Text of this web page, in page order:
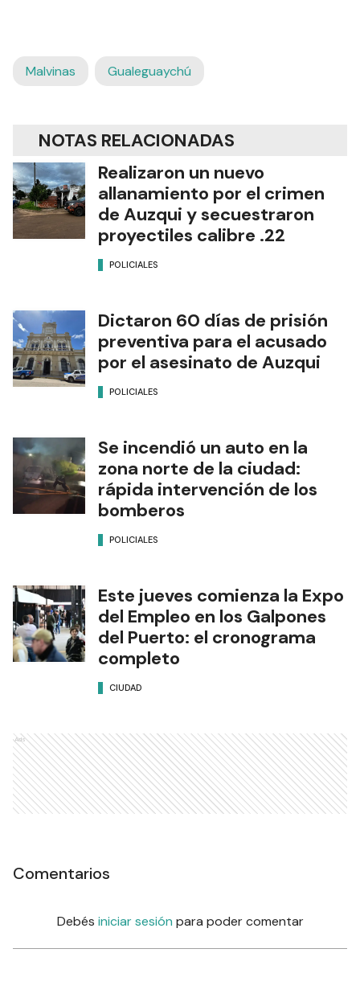
Malvinas Gualeguaychú
NOTAS RELACIONADAS
Realizaron un nuevo
allanamiento por el crimen
de Auzqui y secuestraron
proyectiles calibre .22
POLICIALES
Dictaron 60 días de prisión
preventiva para el acusado
por el asesinato de Auzqui
POLICIALES
Se incendió un auto en la
zona norte de la ciudad:
rápida intervención de los
bomberos
POLICIALES
Este jueves comienza la Expo
del Empleo en los Galpones
del Puerto: el cronograma
completo
CIUDAD
Ads
Comentarios
Debés iniciar sesión para poder comentar